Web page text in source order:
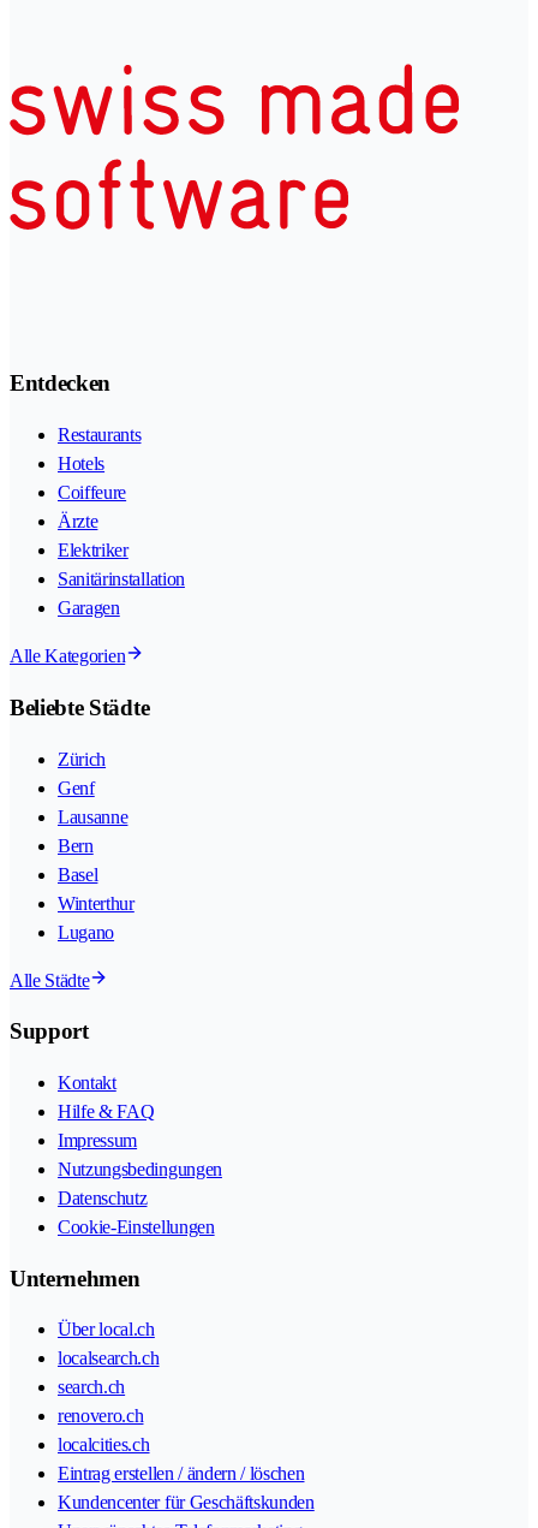
Entdecken
Restaurants
Hotels
Coiffeure
Ärzte
Elektriker
Sanitärinstallation
Garagen
Alle Kategorien
Beliebte Städte
Zürich
Genf
Lausanne
Bern
Basel
Winterthur
Lugano
Alle Städte
Support
Kontakt
Hilfe & FAQ
Impressum
Nutzungsbedingungen
Datenschutz
Cookie-Einstellungen
Unternehmen
Über local.ch
localsearch.ch
search.ch
renovero.ch
localcities.ch
Eintrag erstellen / ändern / löschen
Kundencenter für Geschäftskunden